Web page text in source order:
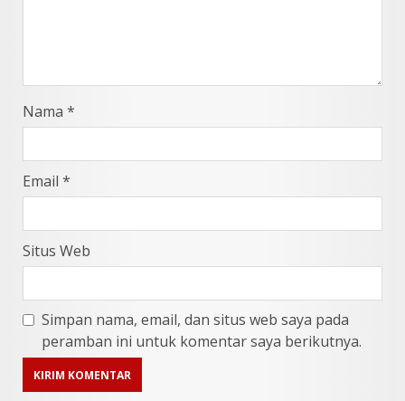
Nama *
Email *
Situs Web
Simpan nama, email, dan situs web saya pada
peramban ini untuk komentar saya berikutnya.